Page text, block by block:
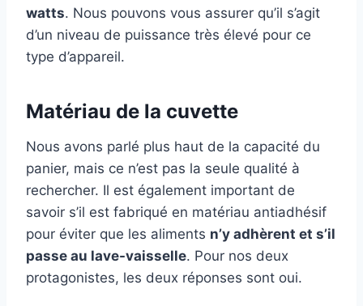
watts. Nous pouvons vous assurer qu’il s’agit
d’un niveau de puissance très élevé pour ce
type d’appareil.
Matériau de la cuvette
Nous avons parlé plus haut de la capacité du
panier, mais ce n’est pas la seule qualité à
rechercher. Il est également important de
savoir s’il est fabriqué en matériau antiadhésif
pour éviter que les aliments n’y adhèrent et s’il
passe au lave-vaisselle. Pour nos deux
protagonistes, les deux réponses sont oui.